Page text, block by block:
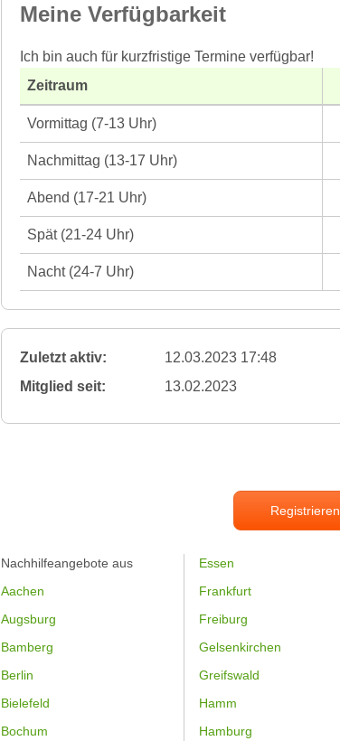
Meine Verfügbarkeit
Ich bin auch für kurzfristige Termine verfügbar!
Zeitraum
Vormittag (7-13 Uhr)
Nachmittag (13-17 Uhr)
Abend (17-21 Uhr)
Spät (21-24 Uhr)
Nacht (24-7 Uhr)
Zuletzt aktiv: 12.03.2023 17:48
Mitglied seit:
13.02.2023
Registrieren
Nachhilfeangebote aus
Aachen
Augsburg
Bamberg
Berlin
Bielefeld
Bochum
Essen
Frankfurt
Freiburg
Gelsenkirchen
Greifswald
Hamm
Hamburg